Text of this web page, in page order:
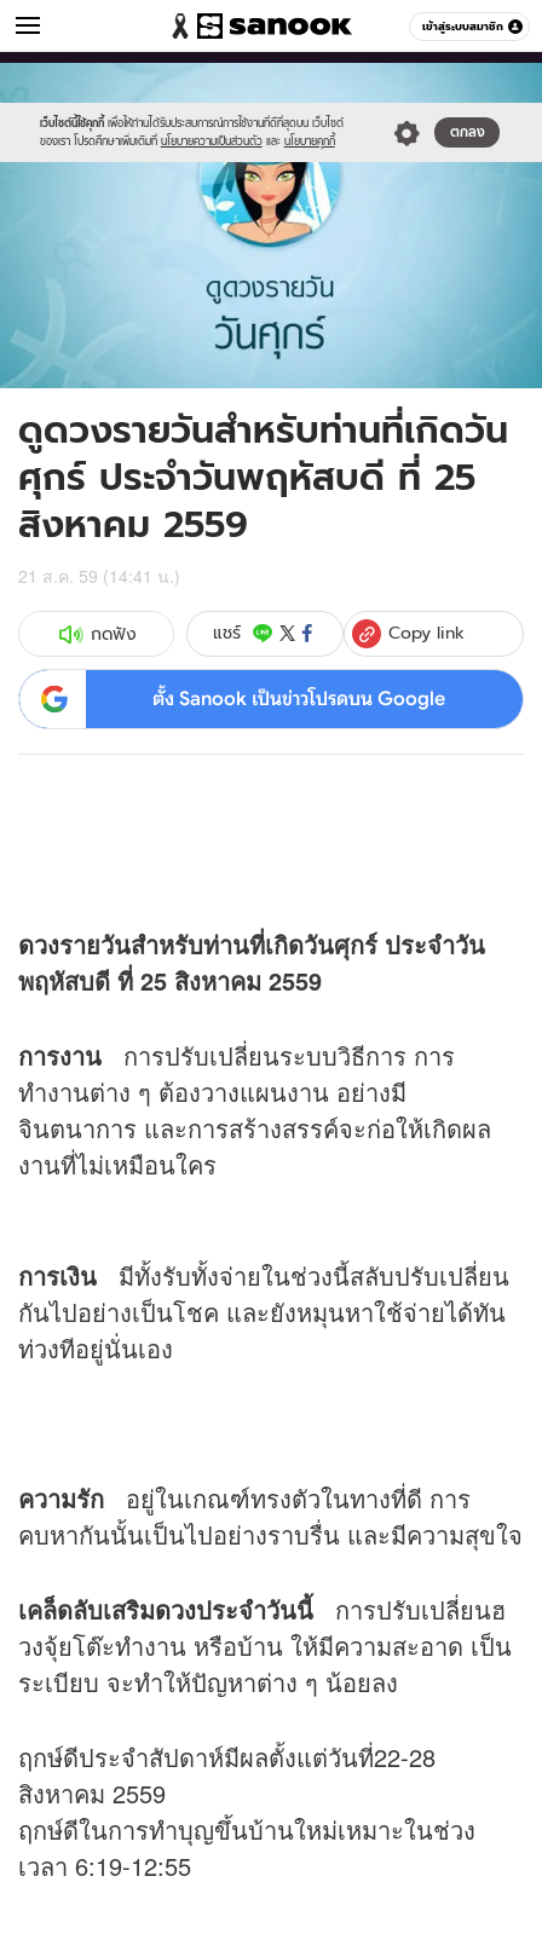
เข้าสู่ระบบสมาชิก
ดูดวง หมวดอื่นๆ
เว็บไซต์นี้ใช้คุกกี้ เพื่อให้ท่านได้รับประสบการณ์การใช้งานที่ดีที่สุดบน เว็บไซต์
ของเรา โปรดศึกษาเพิ่มเติมที่ นโยบายความเป็นส่วนตัว และ นโยบายคุกกี้
ตกลง
//s.isanook.com/sr/0/images/logo-
new-
sanook.png
//s.isanook.com/ho/0/ud/fxd/day/6_fri.jpg
ดูดวงรายวันสำหรับท่านที่เกิดวัน
ศุกร์ ประจำวันพฤหัสบดี ที่ 25
สิงหาคม 2559
21 ส.ค. 59 (14:41 น.)
กดฟัง แชร์ Copy link
ตั้ง Sanook เป็นข่าวโปรดบน Google
ดวงรายวันสำหรับท่านที่เกิดวันศุกร์ ประจำวัน
พฤหัสบดี ที่ 25 สิงหาคม 2559
การงาน การปรับเปลี่ยนระบบวิธีการ การ
ทำงานต่าง ๆ ต้องวางแผนงาน อย่างมี
จินตนาการ และการสร้างสรรค์จะก่อให้เกิดผล
งานที่ไม่เหมือนใคร
การเงิน มีทั้งรับทั้งจ่ายในช่วงนี้สลับปรับเปลี่ยน
กันไปอย่างเป็นโชค และยังหมุนหาใช้จ่ายได้ทัน
ท่วงทีอยู่นั่นเอง
ความรัก อยู่ในเกณฑ์ทรงตัวในทางที่ดี การ
คบหากันนั้นเป็นไปอย่างราบรื่น และมีความสุขใจ
เคล็ดลับเสริมดวงประจำวันนี้ การปรับเปลี่ยนฮ
วงจุ้ยโต๊ะทำงาน หรือบ้าน ให้มีความสะอาด เป็น
ระเบียบ จะทำให้ปัญหาต่าง ๆ น้อยลง
ฤกษ์ดีประจำสัปดาห์มีผลตั้งแต่วันที่22-28
สิงหาคม 2559
ฤกษ์ดีในการทำบุญขึ้นบ้านใหม่เหมาะในช่วง
เวลา 6:19-12:55